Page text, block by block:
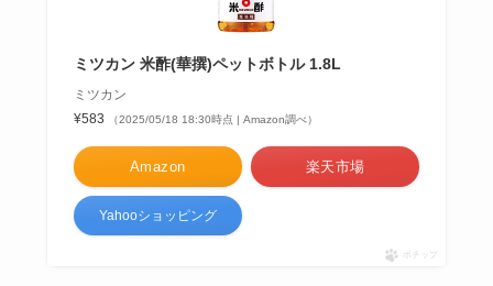
ミツカン 米酢(華撰)ペットボトル 1.8L
ミツカン
¥583
（2025/05/18 18:30時点 | Amazon調べ）
Amazon 楽天市場
Yahooショッピング
ポチップ